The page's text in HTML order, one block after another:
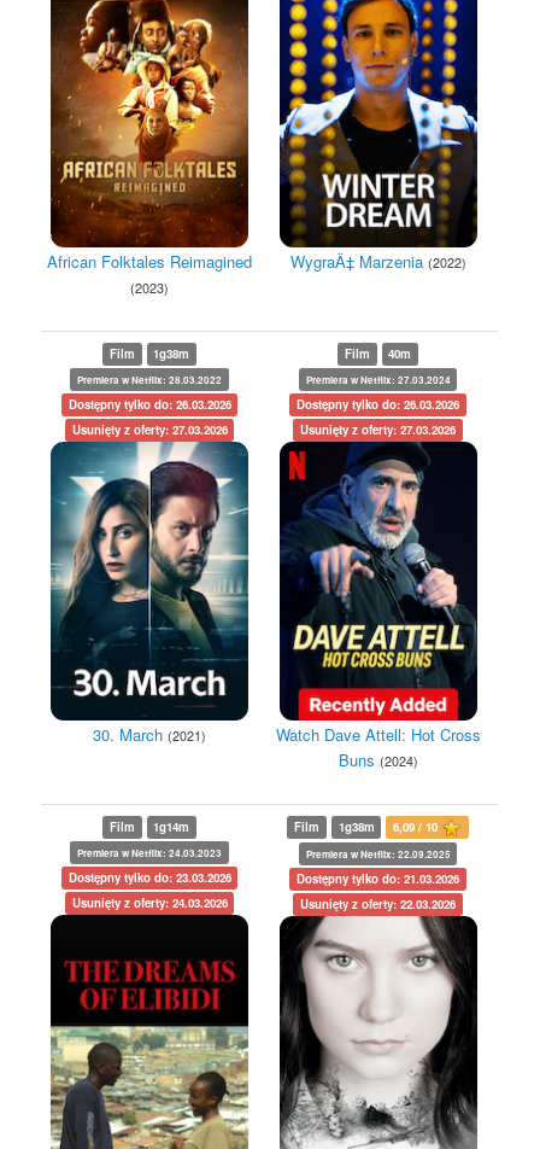
African Folktales Reimagined
(2023)
WygraÄ‡ Marzenia (2022)
Film 1g38m
Premiera w Netflix: 28.03.2022
Dostępny tylko do: 26.03.2026
Usunięty z oferty: 27.03.2026
30. March (2021)
Film 40m
Premiera w Netflix: 27.03.2024
Dostępny tylko do: 26.03.2026
Usunięty z oferty: 27.03.2026
Watch Dave Attell: Hot Cross
Buns (2024)
Film 1g14m
Premiera w Netflix: 24.03.2023
Dostępny tylko do: 23.03.2026
Usunięty z oferty: 24.03.2026
Film 1g38m 6,09 / 10
Premiera w Netflix: 22.09.2025
Dostępny tylko do: 21.03.2026
Usunięty z oferty: 22.03.2026